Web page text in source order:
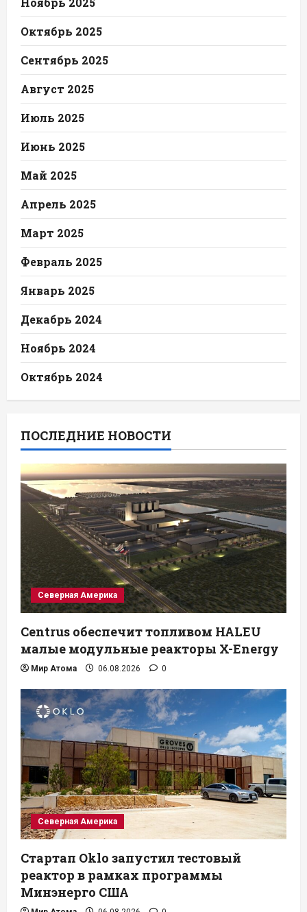
Октябрь 2025
Сентябрь 2025
Август 2025
Июль 2025
Июнь 2025
Май 2025
Апрель 2025
Март 2025
Февраль 2025
Январь 2025
Декабрь 2024
Ноябрь 2024
Октябрь 2024
ПОСЛЕДНИЕ НОВОСТИ
Северная Америка
Centrus обеспечит топливом HALEU
малые модульные реакторы X-Energy
Мир Атома 06.08.2026 0
Северная Америка
Стартап Oklo запустил тестовый
реактор в рамках программы
Минэнерго США